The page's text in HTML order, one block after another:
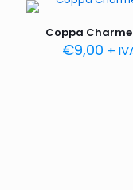
Coppa Charme
€9,00 +